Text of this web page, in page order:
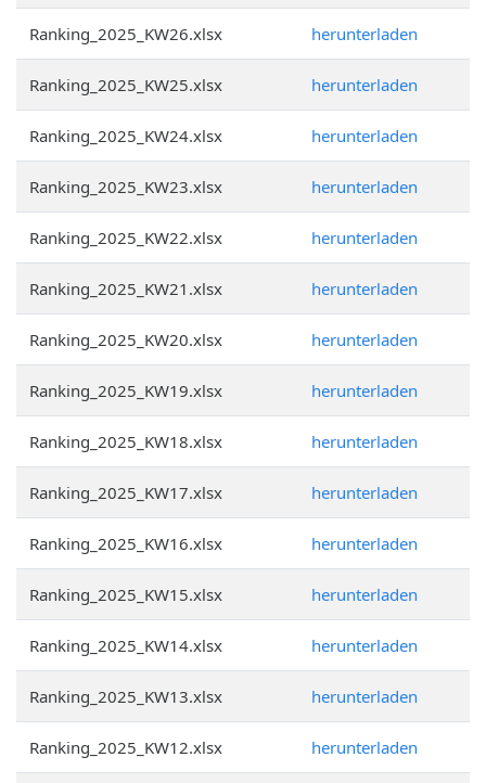
Ranking_2025_KW26.xlsx herunterladen
Ranking_2025_KW25.xlsx herunterladen
Ranking_2025_KW24.xlsx herunterladen
Ranking_2025_KW23.xlsx herunterladen
Ranking_2025_KW22.xlsx herunterladen
Ranking_2025_KW21.xlsx herunterladen
Ranking_2025_KW20.xlsx herunterladen
Ranking_2025_KW19.xlsx herunterladen
Ranking_2025_KW18.xlsx herunterladen
Ranking_2025_KW17.xlsx herunterladen
Ranking_2025_KW16.xlsx herunterladen
Ranking_2025_KW15.xlsx herunterladen
Ranking_2025_KW14.xlsx herunterladen
Ranking_2025_KW13.xlsx herunterladen
Ranking_2025_KW12.xlsx herunterladen